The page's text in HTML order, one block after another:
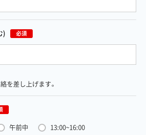
) 必須
を差し上げます。
午前中
13:00~16:00